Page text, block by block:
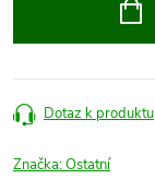
Dotaz k produktu
Značka:Ostatní